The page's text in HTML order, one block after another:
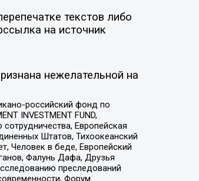
текстов либо
на источник
нежелательной на
российский фонд по
INVESTMENT FUND,
Европейская
Штатов, Тихоокеанский
Человек в беде, Европейский
Фалунь Дафа, Друзья
преследований
Форум